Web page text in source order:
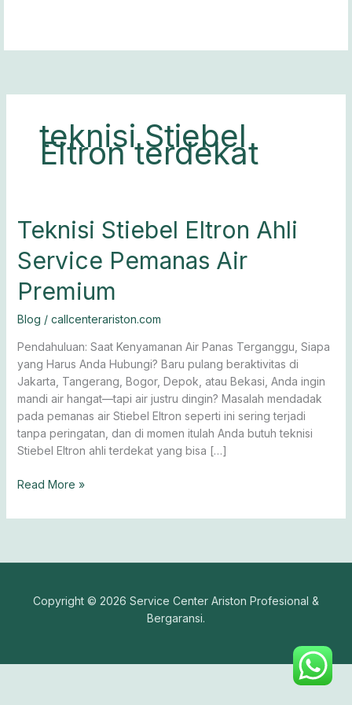
teknisi Stiebel
Eltron terdekat
Teknisi Stiebel Eltron Ahli
Service Pemanas Air
Premium
Blog / callcenterariston.com
Pendahuluan: Saat Kenyamanan Air Panas Terganggu, Siapa
yang Harus Anda Hubungi? Baru pulang beraktivitas di
Jakarta, Tangerang, Bogor, Depok, atau Bekasi, Anda ingin
mandi air hangat—tapi air justru dingin? Masalah mendadak
pada pemanas air Stiebel Eltron seperti ini sering terjadi
tanpa peringatan, dan di momen itulah Anda butuh teknisi
Stiebel Eltron ahli terdekat yang bisa […]
Teknisi
Stiebel
Eltron
Service
Air
Premium
Read More »
Copyright © 2026 Service Center Ariston Profesional &
Bergaransi.